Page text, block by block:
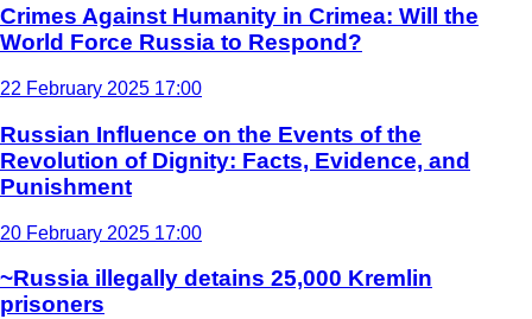
Crimes Against Humanity in Crimea: Will the
World Force Russia to Respond?
22 February 2025 17:00
Russian Influence on the Events of the
Revolution of Dignity: Facts, Evidence, and
Punishment
20 February 2025 17:00
~Russia illegally detains 25,000 Kremlin
prisoners